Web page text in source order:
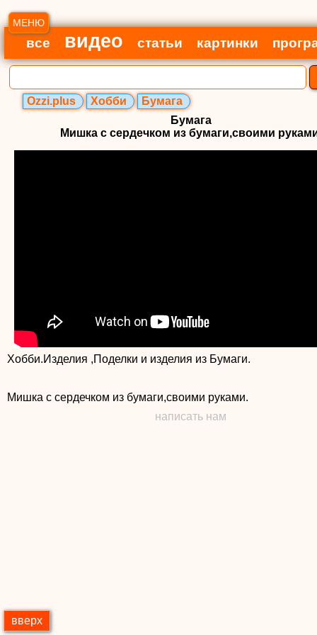
МЕНЮ
все видео статьи картинки
Ozzi.plus Хобби
Бумага
Бумага
Мишка с сердечком из бумаги,своими
Хобби.Изделия ,Поделки и изделия из Бумаги.
Мишка с сердечком из бумаги,своими руками.
написать нам
вверх